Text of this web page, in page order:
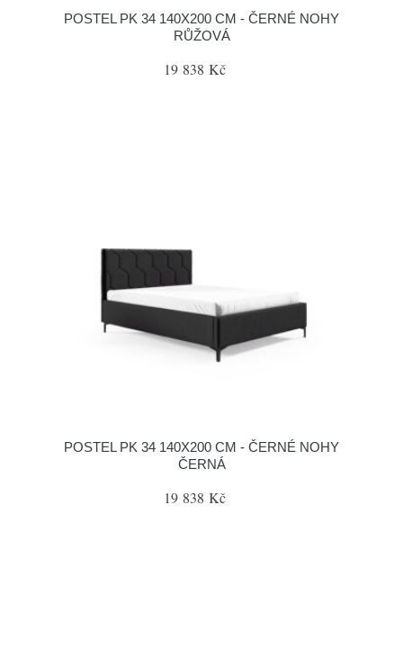
POSTEL PK 34 140X200 CM - ČERNÉ NOHY
RŮŽOVÁ
19 838 Kč
POSTEL PK 34 140X200 CM - ČERNÉ NOHY
ČERNÁ
19 838 Kč